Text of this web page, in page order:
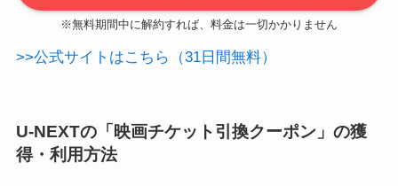
※無料期間中に解約すれば、料金は一切かかりません
>>公式サイトはこちら（31日間無料）
U-NEXTの「映画チケット引換クーポン」の獲
得・利用方法